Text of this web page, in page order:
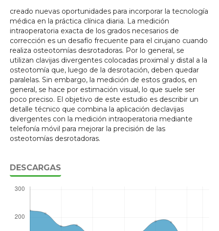
creado nuevas oportunidades para incorporar la tecnología
médica en la práctica clínica diaria. La medición
intraoperatoria exacta de los grados necesarios de
corrección es un desafío frecuente para el cirujano cuando
realiza osteotomías desrotadoras. Por lo general, se
utilizan clavijas divergentes colocadas proximal y distal a la
osteotomía que, luego de la desrotación, deben quedar
paralelas. Sin embargo, la medición de estos grados, en
general, se hace por estimación visual, lo que suele ser
poco preciso. El objetivo de este estudio es describir un
detalle técnico que combina la aplicación declavijas
divergentes con la medición intraoperatoria mediante
telefonía móvil para mejorar la precisión de las
osteotomías desrotadoras.
DESCARGAS